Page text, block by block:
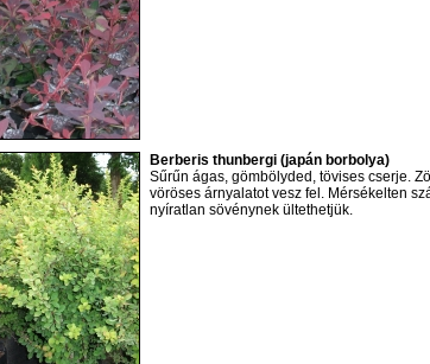
Berberis thunbergi (japán borbolya)
Sűrűn ágas, gömbölyded, tövises cserje.
vöröses árnyalatot vesz fel. Mérsékelten
nyíratlan sövénynek ültethetjük.